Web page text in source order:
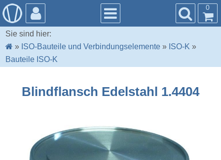
0
Sie sind hier:
» ISO-Bauteile und Verbindungselemente » ISO-K »
Bauteile ISO-K
Blindflansch Edelstahl 1.4404